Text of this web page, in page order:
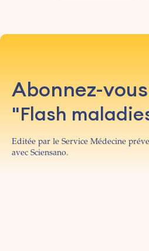
Abonnez-
"Flash
Editée par le Service Médecine
avec Sciensano.